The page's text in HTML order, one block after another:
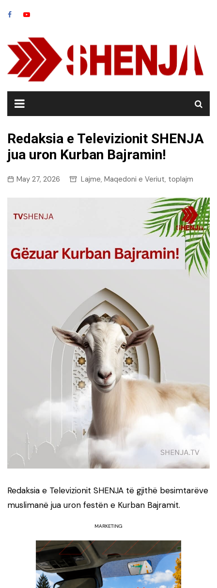
Redaksia e Televizionit SHENJA
jua uron Kurban Bajramin!
May 27, 2026 Lajme, Maqedoni e Veriut, toplajm
Redaksia e Televizionit SHENJA të gjithë besimtarëve
muslimanë jua uron festën e Kurban Bajramit.
MARKETING